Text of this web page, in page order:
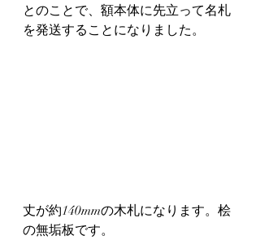
とのことで、額本体に先立って名札
を発送することになりました。
丈が約140mmの木札になります。桧
の無垢板です。